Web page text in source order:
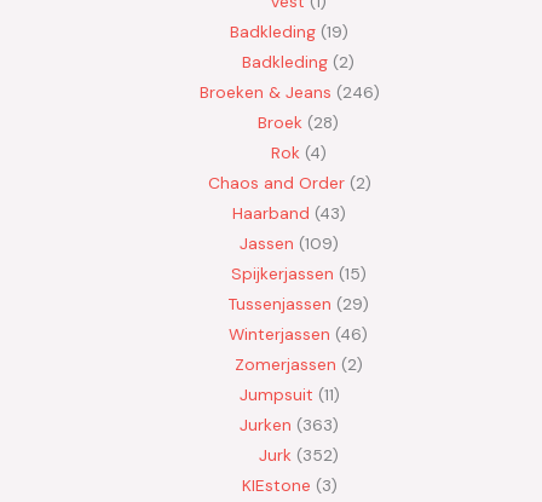
Badkleding 19
Badkleding 2
Broeken & Jeans 246
Broek 28
Rok 4
Chaos and Order 2
Haarband 43
Jassen 109
Spijkerjassen 15
Tussenjassen 29
Winterjassen 46
Zomerjassen 2
Jumpsuit 11
Jurken 363
Jurk 352
KIEstone 3